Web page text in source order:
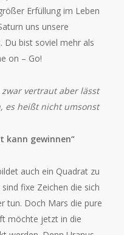
Erfüllung im Leben
uns unsere
Du bist soviel mehr als
on – Go!
vertraut aber lässt
es heißt nicht umsonst
kann gewinnen“
auch ein Quadrat zu
fixe Zeichen die sich
tun. Doch Mars die pure
möchte jetzt in die